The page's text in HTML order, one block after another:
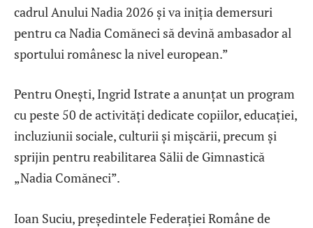
cadrul Anului Nadia 2026 și va iniția demersuri
pentru ca Nadia Comăneci să devină ambasador al
sportului românesc la nivel european.”
Pentru Onești, Ingrid Istrate a anunțat un program
cu peste 50 de activități dedicate copiilor, educației,
incluziunii sociale, culturii și mișcării, precum și
sprijin pentru reabilitarea Sălii de Gimnastică
„Nadia Comăneci”.
Ioan Suciu, președintele Federației Române de